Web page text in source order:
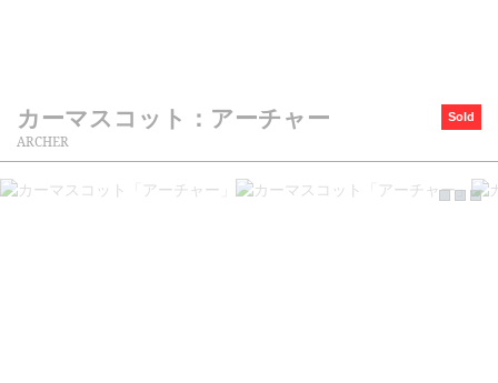
Sold
カーマスコット：アーチャー
ARCHER